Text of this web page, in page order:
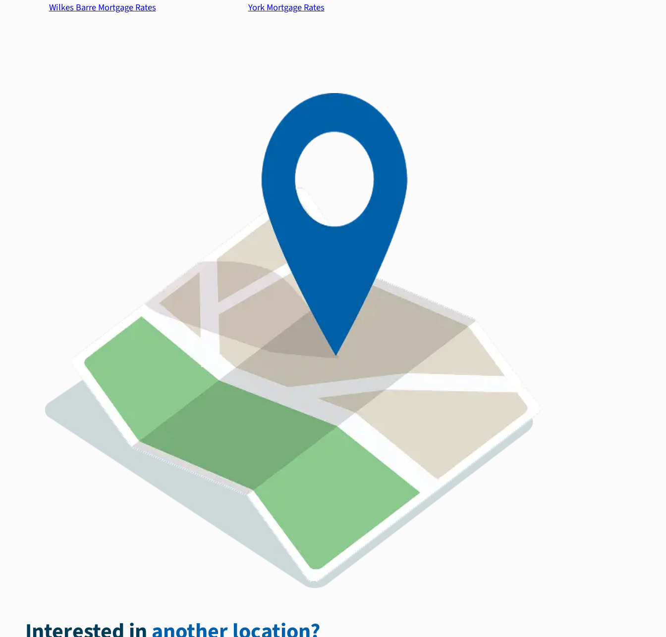
Wilkes Barre Mortgage Rates
York Mortgage Rates